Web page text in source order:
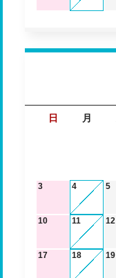
日 月
3 4 5
10 11 12
17 18 19